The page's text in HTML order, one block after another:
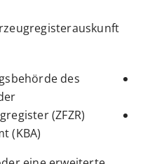
des
(ZFZR)
(KBA).